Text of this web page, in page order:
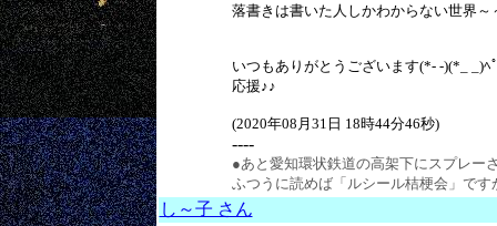
落書きは書いた人しかわからない世界
いつもありがとうございます(*- -)(*_ _)ﾍ
応援♪♪
(2020年08月31日 18時44分46秒)
----
●あと愛知環状鉄道の高架下にスプレ
ふつうに読めば「ルシール桔梗会」で
し～子 さん